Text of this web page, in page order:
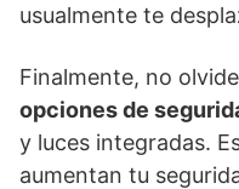
usualmente te
Finalmente, no
opciones de
y luces integradas.
aumentan tu